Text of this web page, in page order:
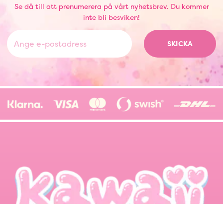
Se då till att prenumerera på vårt nyhetsbrev. Du kommer
inte bli besviken!
SKICKA